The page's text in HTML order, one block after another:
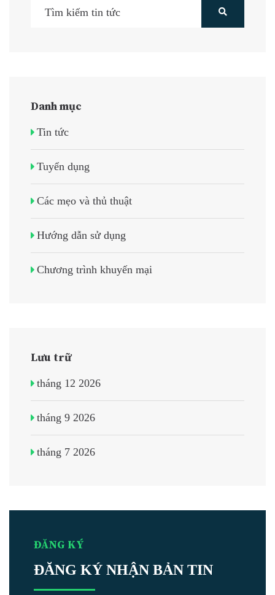
Danh mục
Tin tức
Tuyển dụng
Các mẹo và thủ thuật
Hướng dẫn sử dụng
Chương trình khuyến mại
Lưu trữ
tháng 12 2026
tháng 9 2026
tháng 7 2026
ĐĂNG KÝ
ĐĂNG KÝ NHẬN BẢN TIN